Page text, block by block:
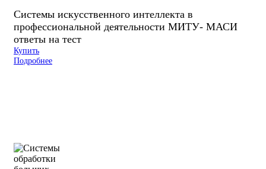
Системы искусственного интеллекта в
профессиональной деятельности МИТУ- МАСИ
ответы на тест
Купить
Подробнее